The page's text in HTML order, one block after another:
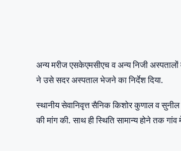
अन्य मरीज एसकेएमसीएच व अन्य निजी
ने उसे सदर अस्पताल भेजने का निर्देश दिया.
स्थानीय सेवानिवृत्त सैनिक किशोर कुणाल व
की मांग की. साथ ही स्थिति सामान्य होने तक